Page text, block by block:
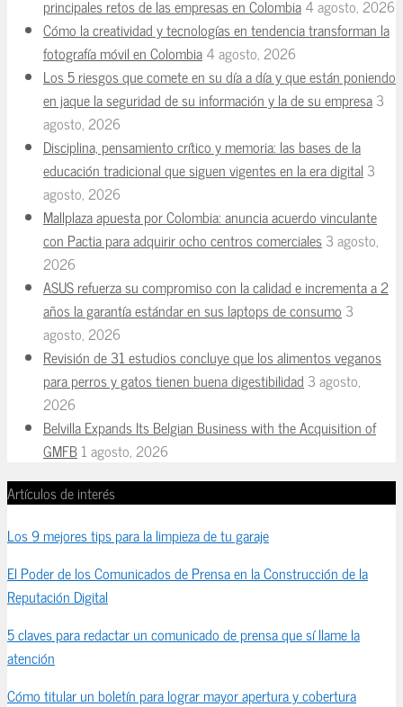
principales retos de las empresas en Colombia4 agosto, 2026
Cómo la creatividad y tecnologías en tendencia transforman la
fotografía móvil en Colombia4 agosto, 2026
Los 5 riesgos que comete en su día a día y que están poniendo
en jaque la seguridad de su información y la de su empresa3
agosto, 2026
Disciplina, pensamiento crítico y memoria: las bases de la
educación tradicional que siguen vigentes en la era digital 3
agosto, 2026
Mallplaza apuesta por Colombia: anuncia acuerdo vinculante
con Pactia para adquirir ocho centros comerciales3 agosto,
2026
ASUS refuerza su compromiso con la calidad e incrementa a 2
años la garantía estándar en sus laptops de consumo 3
agosto, 2026
Revisión de 31 estudios concluye que los alimentos veganos
para perros y gatos tienen buena digestibilidad 3 agosto,
2026
Belvilla Expands Its Belgian Business with the Acquisition of
GMFB1 agosto, 2026
Artículos de interés
Los 9 mejores tips para la limpieza de tu garaje
El Poder de los Comunicados de Prensa en la Construcción de la
Reputación Digital
5 claves para redactar un comunicado de prensa que sí llame la
atención
Cómo titular un boletín para lograr mayor apertura y cobertura